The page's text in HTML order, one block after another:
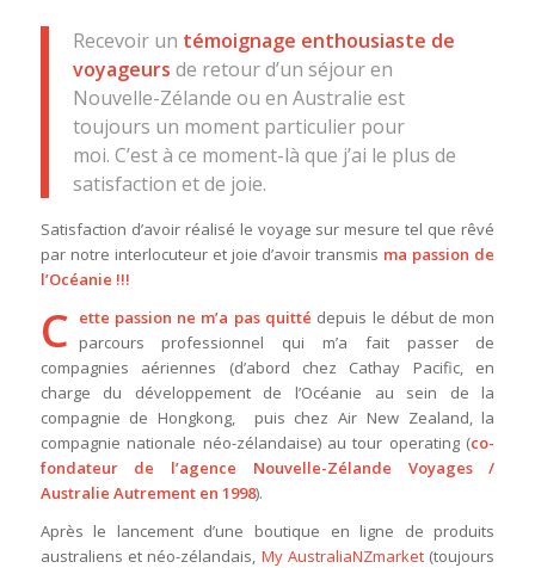
Recevoir un témoignage enthousiaste de
voyageurs de retour d’un séjour en
Nouvelle-Zélande ou en Australie est
toujours un moment particulier pour
moi. C’est à ce moment-là que j’ai le plus de
satisfaction et de joie.
Satisfaction d’avoir réalisé le voyage sur mesure tel que rêvé
par notre interlocuteur et joie d’avoir transmis ma passion de
l’Océanie !!!
C ette passion ne m’a pas quitté depuis le début de mon
parcours professionnel qui m’a fait passer de
compagnies aériennes (d’abord chez Cathay Pacific, en
charge du développement de l’Océanie au sein de la
compagnie de Hongkong, puis chez Air New Zealand, la
compagnie nationale néo-zélandaise) au tour operating (co-
fondateur de l’agence Nouvelle-Zélande Voyages /
Australie Autrement en 1998).
Après le lancement d’une boutique en ligne de produits
australiens et néo-zélandais, My AustraliaNZmarket (toujours